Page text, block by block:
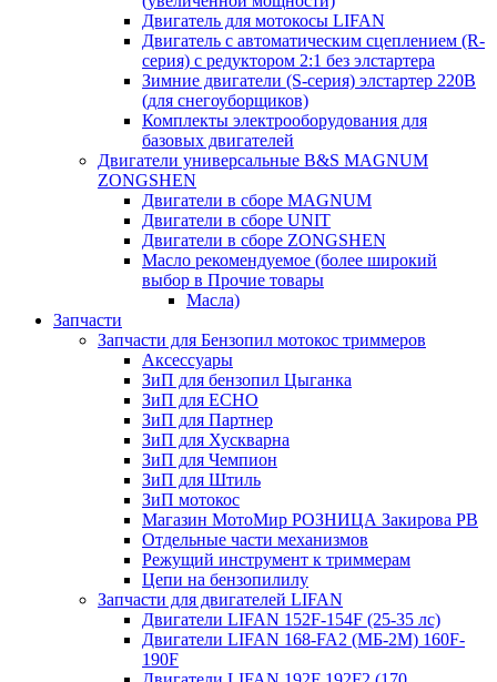
Двигатель для мотокосы LIFAN
Двигатель с автоматическим сцеплением (R-
серия) с редуктором 2:1 без элстартера
Зимние двигатели (S-серия) элстартер 220В
(для снегоуборщиков)
Комплекты электрооборудования для
базовых двигателей
Двигатели универсальные B&S MAGNUM
ZONGSHEN
Двигатели в сборе MAGNUM
Двигатели в сборе UNIT
Двигатели в сборе ZONGSHEN
Масло рекомендуемое (более широкий
выбор в Прочие товары
Масла)
Запчасти
Запчасти для Бензопил мотокос триммеров
Аксессуары
ЗиП для бензопил Цыганка
ЗиП для ЕСНО
ЗиП для Партнер
ЗиП для Хускварна
ЗиП для Чемпион
ЗиП для Штиль
ЗиП мотокос
Магазин МотоМир РОЗНИЦА Закирова РВ
Отдельные части механизмов
Режущий инструмент к триммерам
Цепи на бензопилилу
Запчасти для двигателей LIFAN
Двигатели LIFAN 152F-154F (25-35 лс)
Двигатели LIFAN 168-FA2 (МБ-2М) 160F-
190F